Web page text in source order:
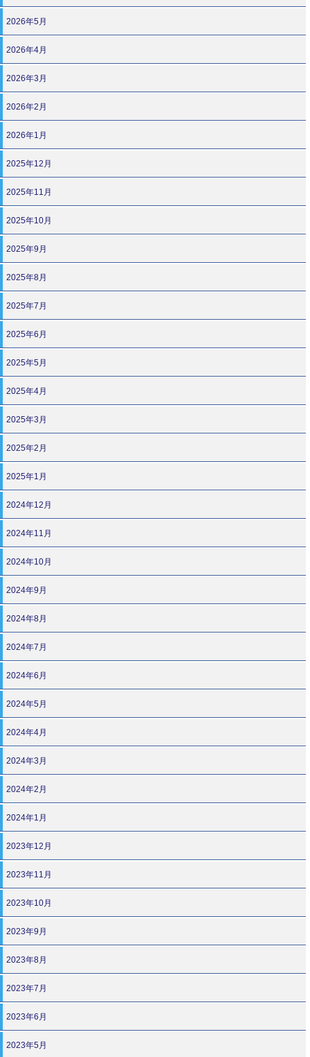
2026年5月
2026年4月
2026年3月
2026年2月
2026年1月
2025年12月
2025年11月
2025年10月
2025年9月
2025年8月
2025年7月
2025年6月
2025年5月
2025年4月
2025年3月
2025年2月
2025年1月
2024年12月
2024年11月
2024年10月
2024年9月
2024年8月
2024年7月
2024年6月
2024年5月
2024年4月
2024年3月
2024年2月
2024年1月
2023年12月
2023年11月
2023年10月
2023年9月
2023年8月
2023年7月
2023年6月
2023年5月